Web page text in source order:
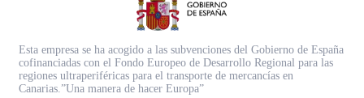
Esta empresa se ha acogido a las subvenciones del Gobierno de España
cofinanciadas con el Fondo Europeo de Desarrollo Regional para las
regiones ultraperiféricas para el transporte de mercancías en
Canarias.”Una manera de hacer Europa”